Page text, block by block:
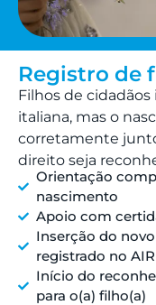
Registro de
Filhos de
italiana, mas o
corretamente
direito seja
Orientação
nascimento
Apoio com
Inserção do
registrado no
Início do
para o(a) filho(a)